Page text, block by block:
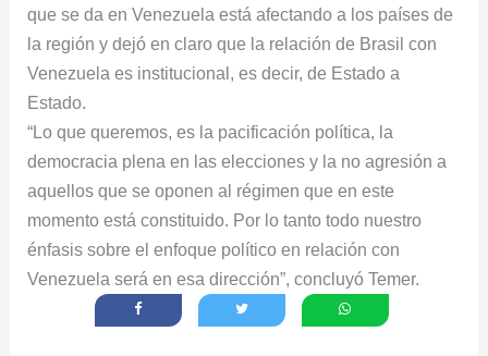
que se da en Venezuela está afectando a los países de
la región y dejó en claro que la relación de Brasil con
Venezuela es institucional, es decir, de Estado a
Estado.
“Lo que queremos, es la pacificación política, la
democracia plena en las elecciones y la no agresión a
aquellos que se oponen al régimen que en este
momento está constituido. Por lo tanto todo nuestro
énfasis sobre el enfoque político en relación con
Venezuela será en esa dirección”, concluyó Temer.